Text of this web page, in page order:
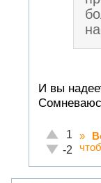
И вы
Отлично!
1
-2
»